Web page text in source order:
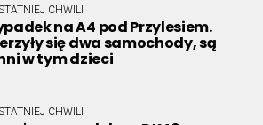
CHWILI
na A4 pod Przylesiem.
się dwa samochody, są
w tym dzieci
CHWILI